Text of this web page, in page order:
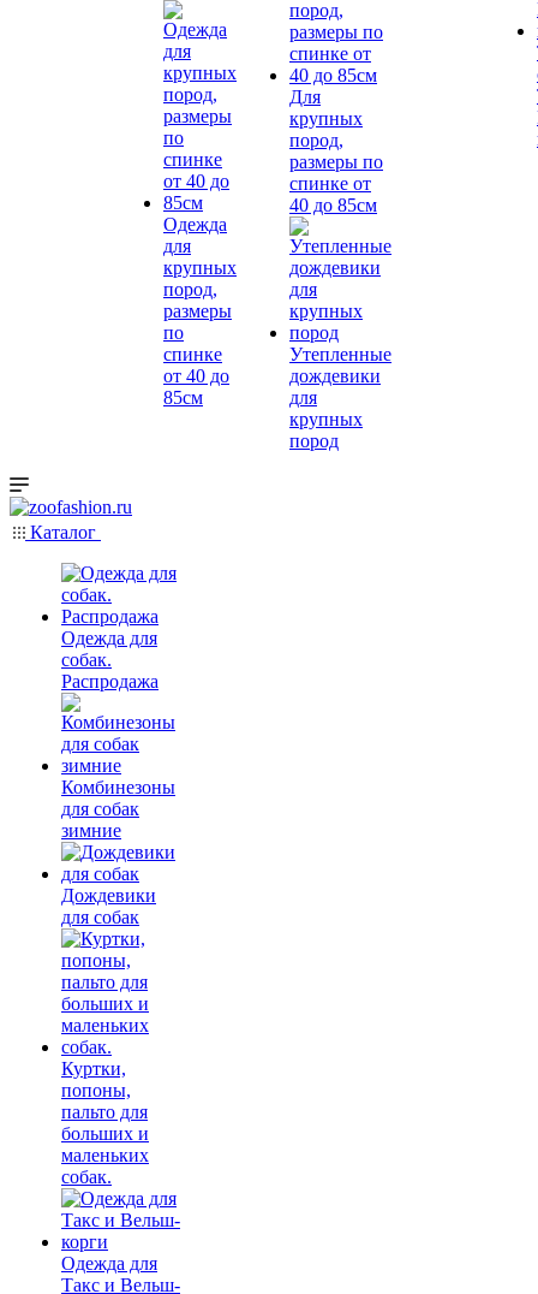
Одежда
для
крупных
пород,
размеры
по
спинке
от 40 до
85см
Для
крупных
пород,
размеры по
спинке от
40 до 85см
Утепленные
дождевики
для
крупных
пород
Каталог
Одежда для
собак.
Распродажа
Комбинезоны
для собак
зимние
Дождевики
для собак
Куртки,
попоны,
пальто для
больших и
маленьких
собак.
Одежда для
Такс и Вельш-